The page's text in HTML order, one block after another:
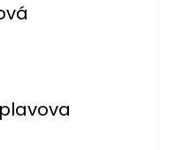
je 5 z 5 hvězdiček.
je 4 z 5 hvězdiček.